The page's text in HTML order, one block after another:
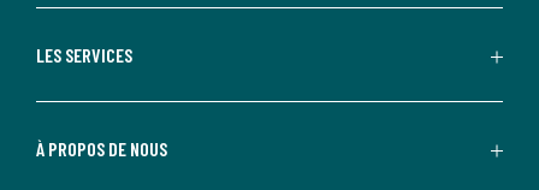
LES SERVICES
À PROPOS DE NOUS